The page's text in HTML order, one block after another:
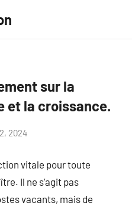
sur la
et la croissance.
2024
vitale pour toute
Il ne s’agit pas
vacants, mais de